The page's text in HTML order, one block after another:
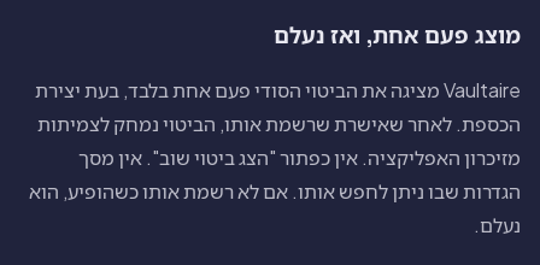
מוצג פעם אחת, ואז נעלם
Vaultaire מציגה את הביטוי הסודי פעם אחת בלבד, בעת יצירת
הכספת. לאחר שאישרת שרשמת אותו, הביטוי נמחק לצמיתות
מזיכרון האפליקציה. אין כפתור "הצג ביטוי שוב". אין מסך
הגדרות שבו ניתן לחפש אותו. אם לא רשמת אותו כשהופיע, הוא
נעלם.